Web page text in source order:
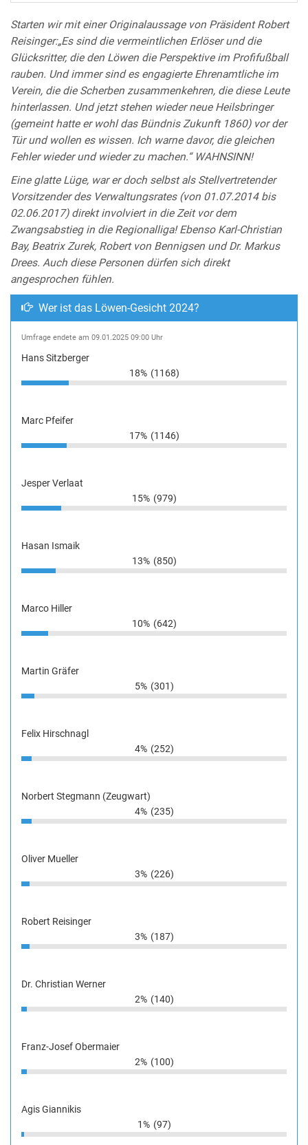
Starten wir mit einer Originalaussage von Präsident Robert
Reisinger:„Es sind die vermeintlichen Erlöser und die
Glücksritter, die den Löwen die Perspektive im Profifußball
rauben. Und immer sind es engagierte Ehrenamtliche im
Verein, die die Scherben zusammenkehren, die diese Leute
hinterlassen. Und jetzt stehen wieder neue Heilsbringer
(gemeint hatte er wohl das Bündnis Zukunft 1860) vor der
Tür und wollen es wissen. Ich warne davor, die gleichen
Fehler wieder und wieder zu machen.“ WAHNSINN!
Eine glatte Lüge, war er doch selbst als Stellvertretender
Vorsitzender des Verwaltungsrates (von 01.07.2014 bis
02.06.2017) direkt involviert in die Zeit vor dem
Zwangsabstieg in die Regionalliga! Ebenso Karl-Christian
Bay, Beatrix Zurek, Robert von Bennigsen und Dr. Markus
Drees. Auch diese Personen dürfen sich direkt
angesprochen fühlen.
Wer ist das Löwen-Gesicht 2024?
Umfrage endete am 09.01.2025 09:00 Uhr
Hans Sitzberger
18% (1168)
Marc Pfeifer
17% (1146)
Jesper Verlaat
15% (979)
Hasan Ismaik
13% (850)
Marco Hiller
10% (642)
Martin Gräfer
5% (301)
Felix Hirschnagl
4% (252)
Norbert Stegmann (Zeugwart)
4% (235)
Oliver Mueller
3% (226)
Robert Reisinger
3% (187)
Dr. Christian Werner
2% (140)
Franz-Josef Obermaier
2% (100)
Agis Giannikis
1% (97)